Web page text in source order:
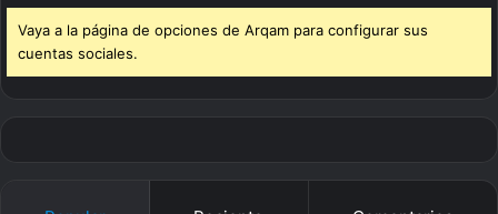
Vaya a la página de opciones de Arqam para configurar sus
cuentas sociales.